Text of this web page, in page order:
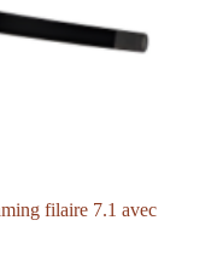
filaire 7.1 avec